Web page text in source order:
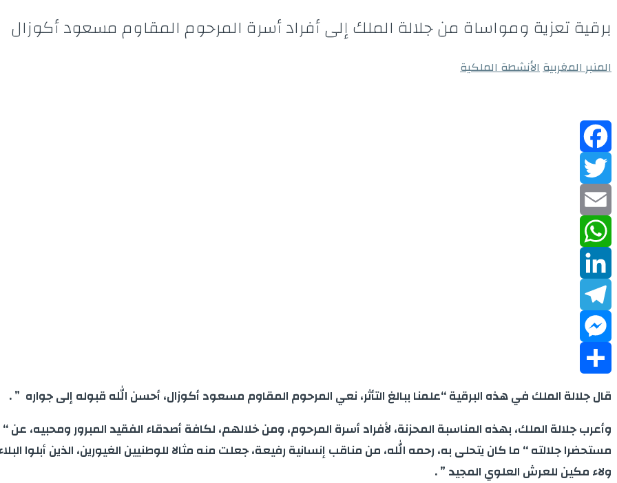
برقية تعزية ومواساة من جلالة الملك إلى أفراد أسرة المرحوم المقاوم مسعود أكوزال
المنبر المغربيةالأنشطة الملكية
Facebook
Twitter
Email
WhatsApp
LinkedIn
Telegram
Messenger
Share
قال جلالة الملك في هذه البرقية “علمنا ببالغ التأثر، نعي المرحوم المقاوم مسعود أكوزال، أحسن الله قبوله إلى جواره ” .
وأعرب جلالة الملك، بهذه المناسبة المحزنة، لأفراد أسرة المرحوم، ومن خلالهم، لكافة أصدقاء الفقيد المبرور ومحبيه، عن
مستحضرا جلالته “ ما كان يتحلى به، رحمه الله، من مناقب إنسانية رفيعة، جعلت منه مثالا للوطنيين الغيورين، الذين
ولاء مكين للعرش العلوي المجيد ” .